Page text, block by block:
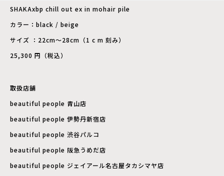
SHAKAxbp chill out ex in mohair pile
カラー：black / beige
サイズ ：22cm～28cm（1 c m 刻み）
25,300 円（税込）
取扱店舗
beautiful people 青山店
beautiful people 伊勢丹新宿店
beautiful people 渋谷パルコ
beautiful people 阪急うめだ店
beautiful people ジェイアール名古屋タカシマヤ店